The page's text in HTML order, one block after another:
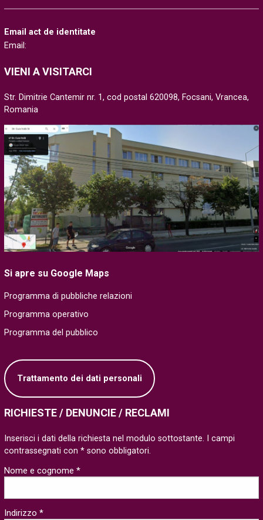
Email act de identitate
Email:
VIENI A VISITARCI
Str. Dimitrie Cantemir nr. 1, cod postal 620098, Focsani, Vrancea,
Romania
Si apre su Google Maps
Programma di pubbliche relazioni
Programma operativo
Programma del pubblico
Trattamento dei dati personali
RICHIESTE / DENUNCIE / RECLAMI
Inserisci i dati della richiesta nel modulo sottostante. I campi
contrassegnati con * sono obbligatori.
Nome e cognome *
Indirizzo *